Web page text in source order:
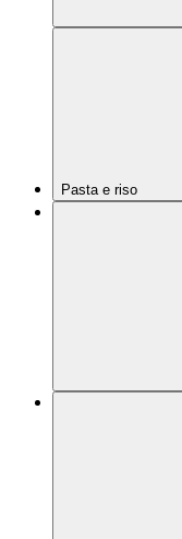
Pasta e riso